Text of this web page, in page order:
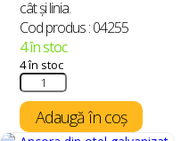
cât și linia.
Cod produs : 04255
4 în stoc
4 în stoc
Cantitate
Kit
Recuperare
Ancora
Adaugă în coș